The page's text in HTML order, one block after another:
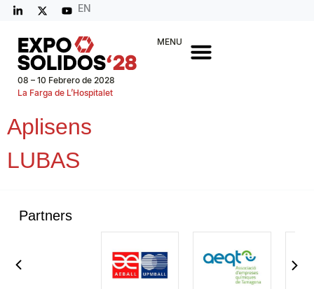
EN
08 – 10 Febrero de 2028
La Farga de L’Hospitalet
MENU
Aplisens
LUBAS
Partners